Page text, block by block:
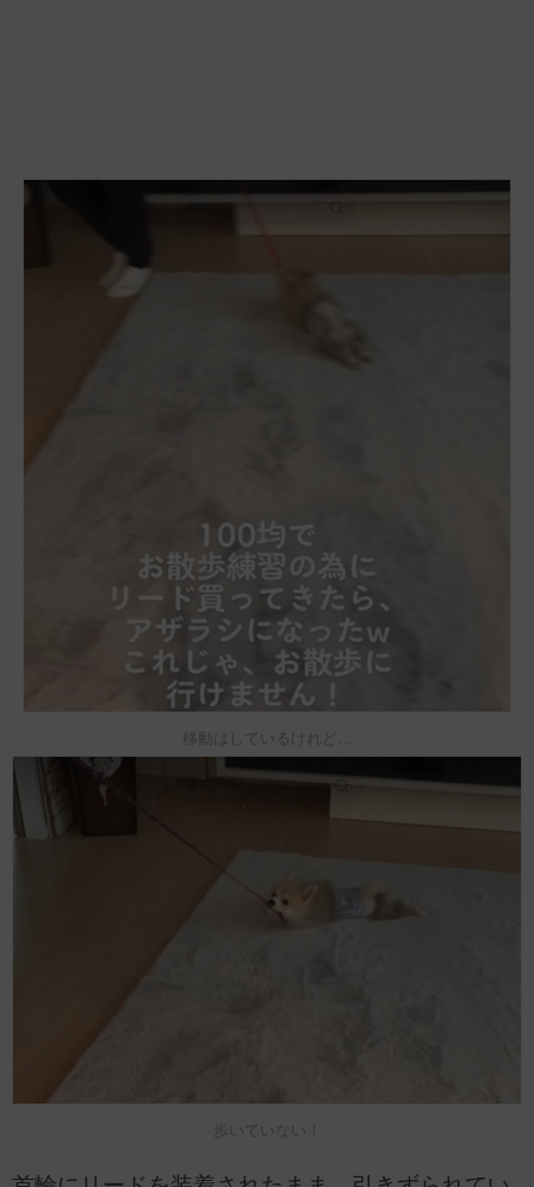
移動はしているけれど…
歩いていない！